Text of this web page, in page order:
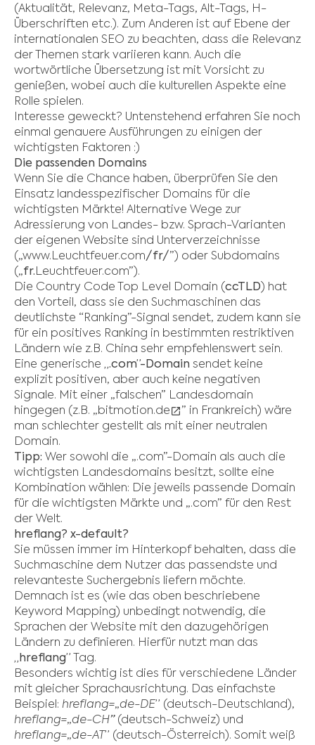
(Aktualität, Relevanz, Meta-Tags, Alt-Tags, H-
Überschriften etc.). Zum Anderen ist auf Ebene der
internationalen SEO zu beachten, dass die Relevanz
der Themen stark variieren kann. Auch die
wortwörtliche Übersetzung ist mit Vorsicht zu
genießen, wobei auch die kulturellen Aspekte eine
Rolle spielen.
Interesse geweckt? Untenstehend erfahren Sie noch
einmal genauere Ausführungen zu einigen der
wichtigsten Faktoren :)
Die passenden Domains
Wenn Sie die Chance haben, überprüfen Sie den
Einsatz landesspezifischer Domains für die
wichtigsten Märkte! Alternative Wege zur
Adressierung von Landes- bzw. Sprach-Varianten
der eigenen Website sind Unterverzeichnisse
(„www.Leuchtfeuer.com/fr/”) oder Subdomains
(„fr. Leuchtfeuer.com”).
Die Country Code Top Level Domain (ccTLD) hat
den Vorteil, dass sie den Suchmaschinen das
deutlichste “Ranking”-Signal sendet, zudem kann sie
für ein positives Ranking in bestimmten restriktiven
Ländern wie z.B. China sehr empfehlenswert sein.
Eine generische „.com”-Domain sendet keine
explizit positiven, aber auch keine negativen
Signale. Mit einer „falschen” Landesdomain
hingegen (z.B. „bitmotion.de
” in Frankreich) wäre
man schlechter gestellt als mit einer neutralen
Domain.
Tipp: Wer sowohl die „.com”-Domain als auch die
wichtigsten Landesdomains besitzt, sollte eine
Kombination wählen: Die jeweils passende Domain
für die wichtigsten Märkte und „.com” für den Rest
der Welt.
hreflang? x-default?
Sie müssen immer im Hinterkopf behalten, dass die
Suchmaschine dem Nutzer das passendste und
relevanteste Suchergebnis liefern möchte.
Demnach ist es (wie das oben beschriebene
Keyword Mapping) unbedingt notwendig, die
Sprachen der Website mit den dazugehörigen
Ländern zu definieren. Hierfür nutzt man das
„hreflang” Tag.
Besonders wichtig ist dies für verschiedene Länder
mit gleicher Sprachausrichtung. Das einfachste
Beispiel: hreflang=„de-DE” (deutsch-Deutschland),
hreflang=„de-CH” (deutsch-Schweiz) und
hreflang=„de-AT” (deutsch-Österreich). Somit weiß